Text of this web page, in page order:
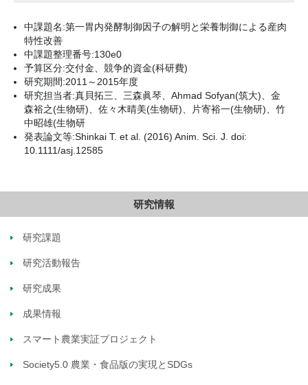
中課題名:第一胃内発酵制御因子の解明と栄養制御による産肉
特性改善
中課題整理番号:130e0
予算区分:交付金、競争的資金(科研費)
研究期間:2011～2015年度
研究担当者:真貝拓三、三森眞琴、Ahmad Sofyan(筑大)、金
森裕之(生物研)、佐々木晴美(生物研)、片寄裕一(生物研)、竹
中昭雄(生物研
発表論文等:Shinkai T. et al. (2016) Anim. Sci. J. doi:
10.1111/asj.12585
研究情報
研究課題
研究活動報告
研究成果
成果情報
スマート農業実証プロジェクト
Society5.0 農業・食品版の実現とSDGs